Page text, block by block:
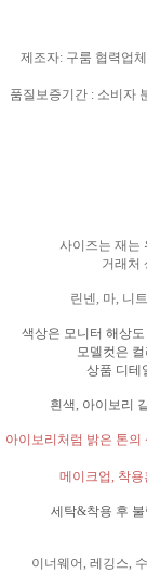
제조자: 구룸 협력업
품질보증기간 : 소비자
사이즈는 재는
거래처
린넨, 마, 니
색상은 모니터 해상
모델컷은 컬
상품 디테
흰색, 아이보리
아이보리처럼 밝은 톤
메이크업, 착
세탁&착용 후
이너웨어, 레깅스,